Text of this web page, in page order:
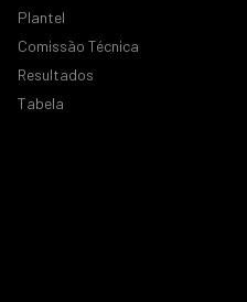
Plantel
Comissão Técnica
Resultados
Tabela